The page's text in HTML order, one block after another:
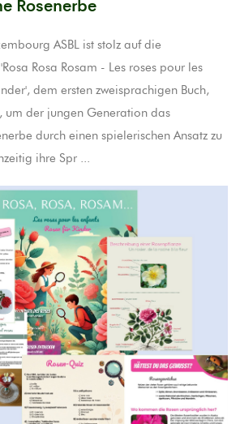
ASBL ist stolz auf die
Rosa Rosam - Les roses pour les
dem ersten zweisprachigen Buch,
um der jungen Generation das
durch einen spielerischen Ansatz zu
ihre Spr ...